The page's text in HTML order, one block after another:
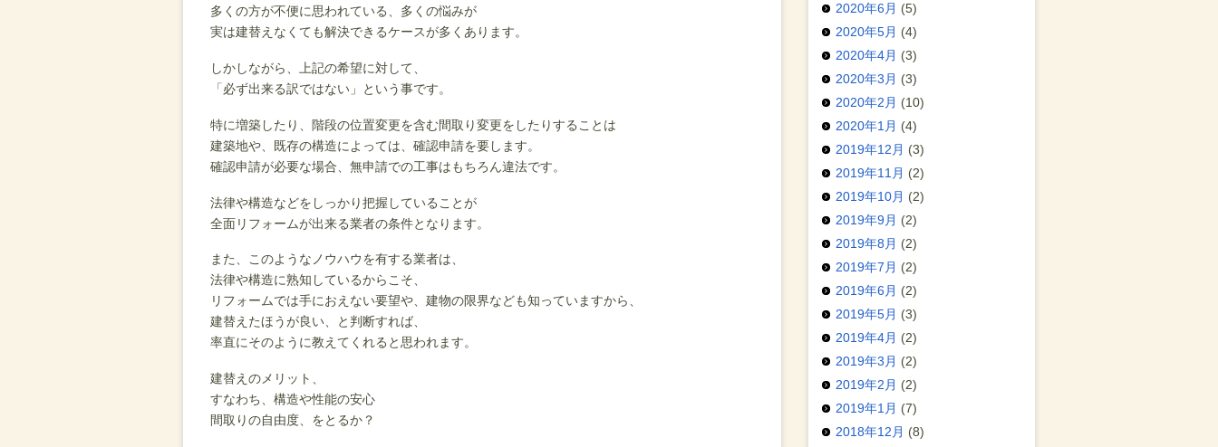
多くの方が不便に思われている、多くの悩みが
実は建替えなくても解決できるケースが多くあります。
しかしながら、上記の希望に対して、
「必ず出来る訳ではない」という事です。
特に増築したり、階段の位置変更を含む間取り変更をしたりすることは
建築地や、既存の構造によっては、確認申請を要します。
確認申請が必要な場合、無申請での工事はもちろん違法です。
法律や構造などをしっかり把握していることが
全面リフォームが出来る業者の条件となります。
また、このようなノウハウを有する業者は、
法律や構造に熟知しているからこそ、
リフォームでは手におえない要望や、建物の限界なども知っていますから、
建替えたほうが良い、と判断すれば、
率直にそのように教えてくれると思われます。
建替えのメリット、
すなわち、構造や性能の安心
間取りの自由度、をとるか？
2020年6月 (5)
2020年5月 (4)
2020年4月 (3)
2020年3月 (3)
2020年2月 (10)
2020年1月 (4)
2019年12月 (3)
2019年11月 (2)
2019年10月 (2)
2019年9月 (2)
2019年8月 (2)
2019年7月 (2)
2019年6月 (2)
2019年5月 (3)
2019年4月 (2)
2019年3月 (2)
2019年2月 (2)
2019年1月 (7)
2018年12月 (8)